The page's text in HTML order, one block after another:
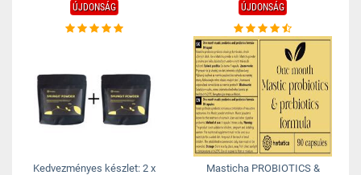
ÚJDONSÁG
Kedvezményes készlet: 2 x
ÚJDONSÁG
Masticha PROBIOTICS &